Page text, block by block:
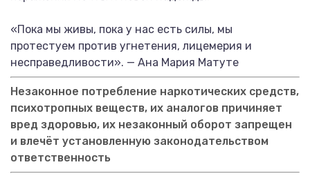
«Пока мы живы, пока у нас есть силы, мы
протестуем против угнетения, лицемерия и
несправедливости». — Ана Мария Матуте
Незаконное потребление наркотических средств,
психотропных веществ, их аналогов причиняет
вред здоровью, их незаконный оборот запрещен
и влечёт установленную законодательством
ответственность